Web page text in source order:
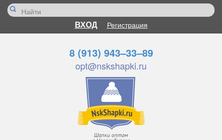
ВХОД Регистрация
8 (913) 943–33–89
opt@nskshapki.ru